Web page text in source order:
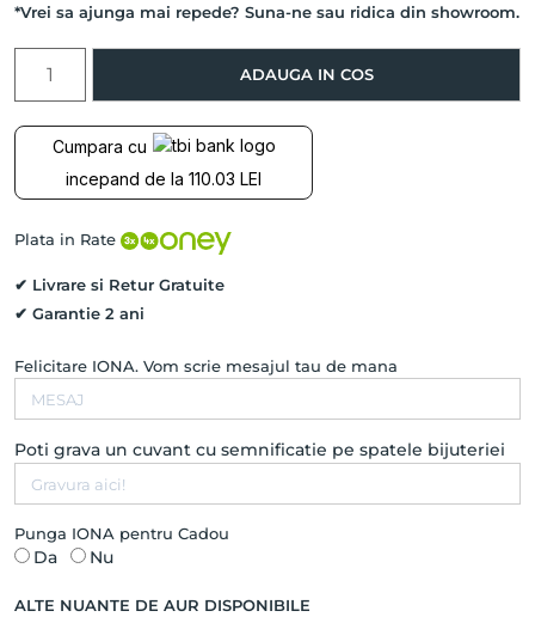
*Vrei sa ajunga mai repede? Suna-ne sau ridica din showroom.
Colier
ROATA
TIMPULUI
Diamant
Aur
14K
ADAUGA IN COS
Cumpara cu
incepand de la 110.03 LEI
Plata in Rate
✔ Livrare si Retur Gratuite
✔ Garantie 2 ani
Felicitare IONA. Vom scrie mesajul tau de mana
Poti grava un cuvant cu semnificatie pe spatele bijuteriei
Punga IONA pentru Cadou
Da Nu
ALTE NUANTE DE AUR DISPONIBILE